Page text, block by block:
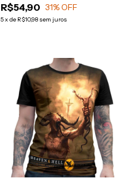
R$54,90 31% OFF
5x de R$10,98 sem juros